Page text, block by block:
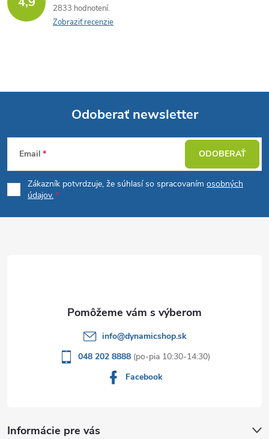
2833 hodnotení
Zobraziť recenzie
Z
á
p
Odoberať newsletter
Email
Zákazník potvrdzuje, že súhlasí so spracovaním osobných
údajov.
ODOBERAŤ
Informácie pre vás
info@dynamicshop.sk
048 202 8888
Facebook